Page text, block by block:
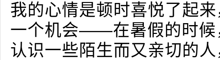
我的心情是顿时喜悦了起
一个机会——在暑假的时候
认识一些陌生而又亲切的